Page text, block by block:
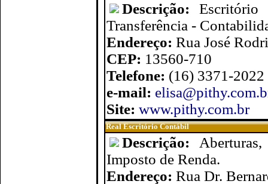
Descrição: Escritório
Transferência -
Endereço: Rua José
CEP: 13560-710
Telefone: (16) 3371-2022
e-mail:
Site: www.pithy.com.br
Real Escritório Contábil
Descrição:
Imposto de Renda.
Endereço: Rua Dr.